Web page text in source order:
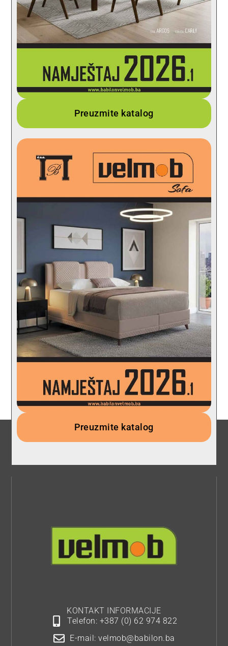
Preuzmite katalog
Preuzmite katalog
KONTAKT INFORMACIJE
Telefon: +387 (0) 62 974 822
E-mail: velmob@babilon.ba